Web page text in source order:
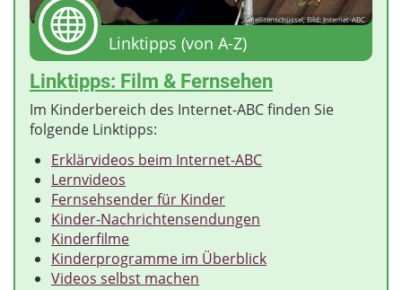
Satellitenschüssel; Bild: Internet-ABC
Linktipps (von A-Z)
Linktipps: Film & Fernsehen
Im Kinderbereich des Internet-ABC finden Sie
folgende Linktipps:
Erklärvideos beim Internet-ABC
Lernvideos
Fernsehsender für Kinder
Kinder-Nachrichtensendungen
Kinderfilme
Kinderprogramme im Überblick
Videos selbst machen